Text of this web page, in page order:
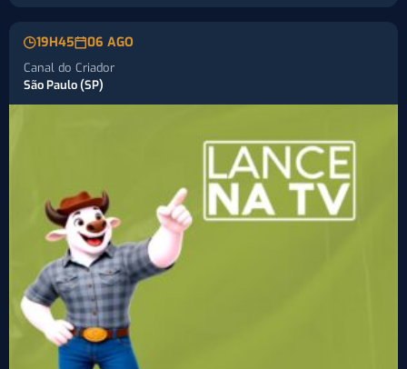
19H45 06 AGO
Canal do Criador
São Paulo (SP)